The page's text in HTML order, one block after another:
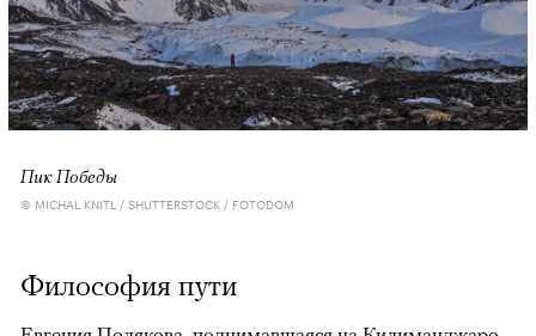
Пик Победы
© MICHAL KNITL / SHUTTERSTOCK / FOTODOM
Философия пути